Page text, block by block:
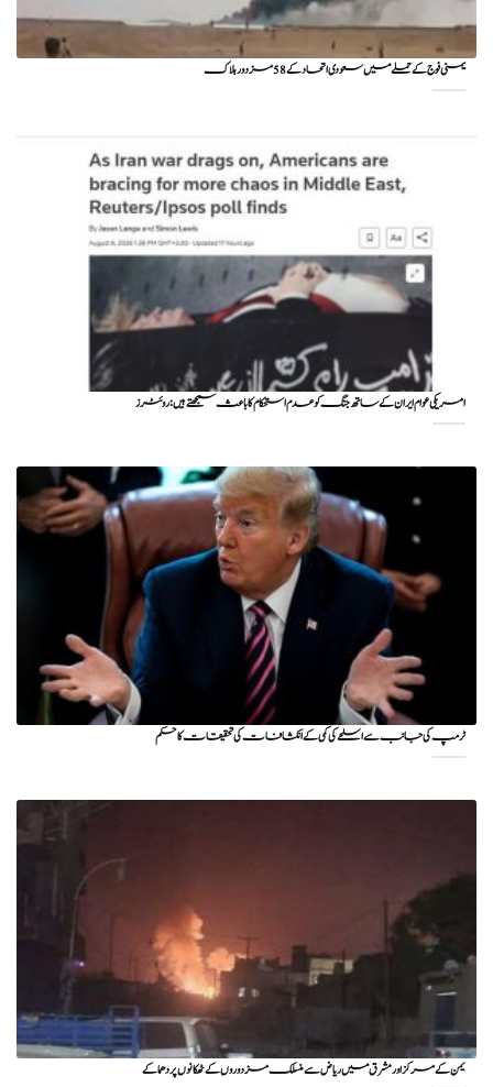
یمنی فوج کے حملے میں سعودی اتحاد کے 58 مزدور ہلاک
امریکی عوام ایران کے ساتھ جنگ کو عدم استحکام کا باعث سمجھتے ہیں: روئٹرز
ٹرمپ کی جانب سے اسلحے کی کمی کے انکشافات کی تحقیقات کا حکم
یمن کے مرکز اور مشرق میں ریاض سے منسلک مزدوروں کے ٹھکانوں پر دھماکے